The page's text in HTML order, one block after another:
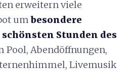
erweitern viele
umbesondere
Stunden des
Pool, Abendöffnungen,
Livemusik